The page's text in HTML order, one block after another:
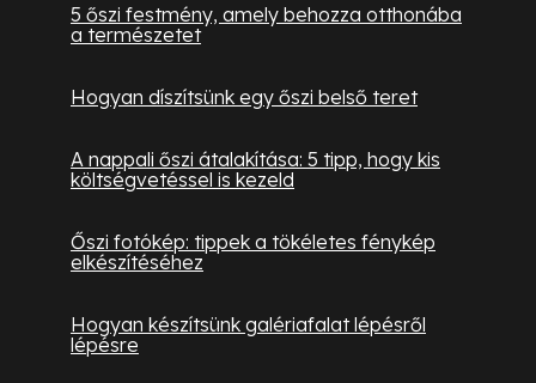
5 őszi festmény, amely behozza otthonába
a természetet
Hogyan díszítsünk egy őszi belső teret
A nappali őszi átalakítása: 5 tipp, hogy kis
költségvetéssel is kezeld
Őszi fotókép: tippek a tökéletes fénykép
elkészítéséhez
Hogyan készítsünk galériafalat lépésről
lépésre